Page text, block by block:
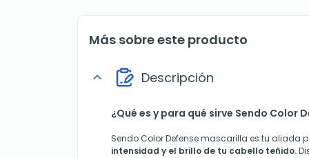
Más sobre este producto
expand_more Descripción
¿Qué es y para qué sirve Sendo Color
Sendo Color Defense mascarilla es tu aliada
intensidad y el brillo de tu cabello teñido.